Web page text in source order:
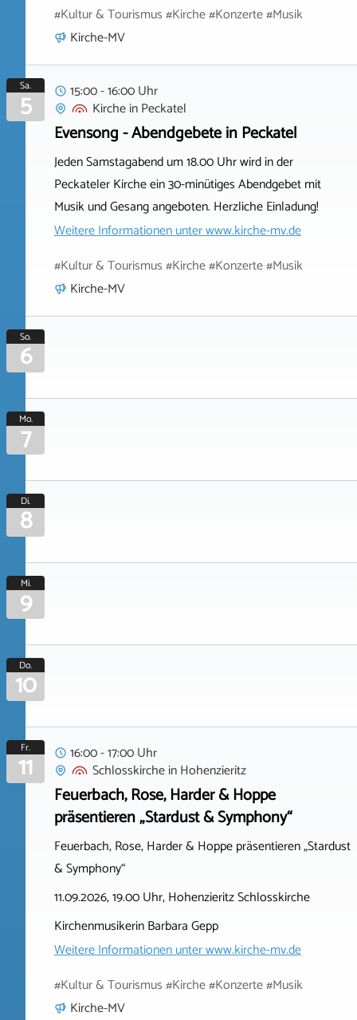
#Kultur & Tourismus #Kirche #Konzerte #Musik
Kirche-MV
Sa.
5
15:00 - 16:00 Uhr
KircheinPeckatel
Evensong - Abendgebete in Peckatel
Jeden Samstagabend um 18.00 Uhr wird in der
Peckateler Kirche ein 30-minütiges Abendgebet mit
Musik und Gesang angeboten. Herzliche Einladung!
Weitere Informationen unterwww.kirche-mv.de
#Kultur & Tourismus #Kirche #Konzerte #Musik
Kirche-MV
So.
6
Mo.
7
Di.
8
Mi.
9
Do.
10
Fr.
11
16:00 - 17:00 Uhr
SchlosskircheinHohenzieritz
Feuerbach, Rose, Harder & Hoppe
präsentieren „Stardust & Symphony“
Feuerbach, Rose, Harder & Hoppe präsentieren „Stardust
& Symphony“
11.09.2026, 19.00 Uhr, Hohenzieritz Schlosskirche
Kirchenmusikerin Barbara Gepp
Weitere Informationen unterwww.kirche-mv.de
#Kultur & Tourismus #Kirche #Konzerte #Musik
Kirche-MV